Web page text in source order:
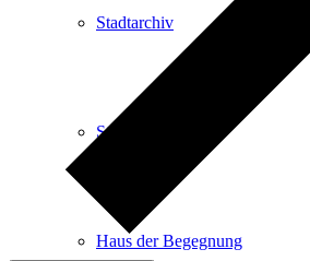
Stadtarchiv
Stadtbibliothek
Haus der Begegnung